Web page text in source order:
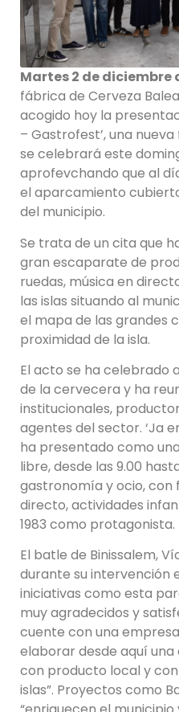
Martes 2 de diciembre
fábrica de Cerveza
acogido hoy la
– Gastrofest’, una
se celebrará este
aprofevchando que al
el aparcamiento
del municipio.
Se trata de un cita que
gran escaparate de
ruedas, música en
las islas situando al
el mapa de las grandes
proximidad de la isla.
El acto se ha celebrado
de la cervecera y ha
institucionales,
agentes del sector. ‘Ja
ha presentado como
libre, desde las 9.00
gastronomía y ocio, con
directo, actividades
1983 como protagonista.
El batle de Binissalem,
durante su intervención
iniciativas como esta
muy agradecidos y
cuente con una
elaborar desde aquí
con producto local y
islas”. Proyectos como